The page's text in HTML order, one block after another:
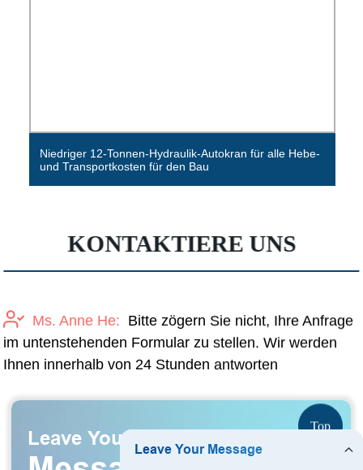
36m Autobetonpumpen 36X-5z
KONTAKTIERE UNS
Ms. Anne He: Bitte zögern Sie nicht, Ihre Anfrage
im untenstehenden Formular zu stellen. Wir werden
Ihnen innerhalb von 24 Stunden antworten
Top